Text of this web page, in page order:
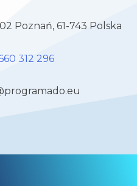
Poznań, 61-743 Polska
312 296